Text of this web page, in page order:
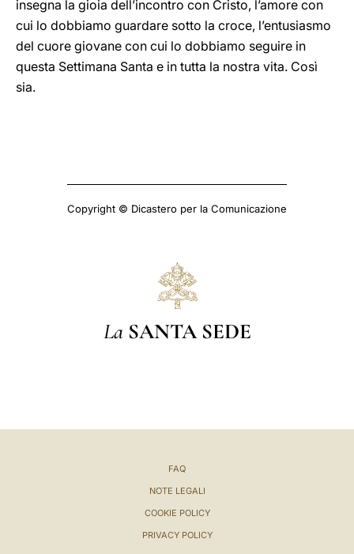
insegna la gioia dell’incontro con Cristo, l’amore con
cui lo dobbiamo guardare sotto la croce, l’entusiasmo
del cuore giovane con cui lo dobbiamo seguire in
questa Settimana Santa e in tutta la nostra vita. Così
sia.
Copyright © Dicastero per la Comunicazione
La SANTA SEDE
FAQ
NOTE LEGALI
COOKIE POLICY
PRIVACY POLICY